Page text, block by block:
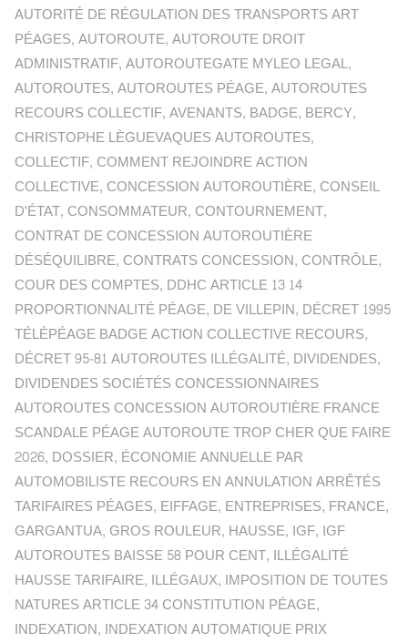
AUTORITÉ DE RÉGULATION DES TRANSPORTS ART
PÉAGES,AUTOROUTE,AUTOROUTE DROIT
ADMINISTRATIF,AUTOROUTEGATE MYLEO LEGAL,
AUTOROUTES,AUTOROUTES PÉAGE,AUTOROUTES
RECOURS COLLECTIF,AVENANTS, BADGE, BERCY,
CHRISTOPHE LÈGUEVAQUES AUTOROUTES,
COLLECTIF, COMMENT REJOINDRE ACTION
COLLECTIVE, CONCESSION AUTOROUTIÈRE, CONSEIL
D'ÉTAT, CONSOMMATEUR, CONTOURNEMENT,
CONTRAT DE CONCESSION AUTOROUTIÈRE
DÉSÉQUILIBRE, CONTRATS CONCESSION, CONTRÔLE,
COUR DES COMPTES, DDHC ARTICLE 13 14
PROPORTIONNALITÉ PÉAGE, DE VILLEPIN, DÉCRET 1995
TÉLÉPÉAGE BADGE ACTION COLLECTIVE RECOURS,
DÉCRET 95-81 AUTOROUTES ILLÉGALITÉ, DIVIDENDES,
DIVIDENDES SOCIÉTÉS CONCESSIONNAIRES
AUTOROUTES CONCESSION AUTOROUTIÈRE FRANCE
SCANDALE PÉAGE AUTOROUTE TROP CHER QUE FAIRE
2026, DOSSIER, ÉCONOMIE ANNUELLE PAR
AUTOMOBILISTE RECOURS EN ANNULATION ARRÊTÉS
TARIFAIRES PÉAGES, EIFFAGE, ENTREPRISES, FRANCE,
GARGANTUA, GROS ROULEUR, HAUSSE, IGF, IGF
AUTOROUTES BAISSE 58 POUR CENT, ILLÉGALITÉ
HAUSSE TARIFAIRE, ILLÉGAUX, IMPOSITION DE TOUTES
NATURES ARTICLE 34 CONSTITUTION PÉAGE,
INDEXATION, INDEXATION AUTOMATIQUE PRIX